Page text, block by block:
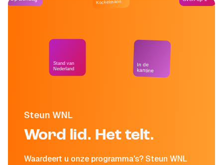
Steun WNL
Word lid. Het telt.
Waardeert u onze programma's? Steun WNL
Stand van
Nederland
Kockelmann
In de
kantine